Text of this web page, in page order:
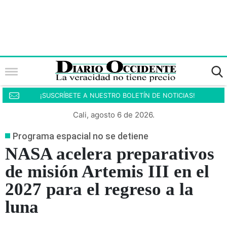
¡SUSCRÍBETE A NUESTRO BOLETÍN DE NOTICIAS!
Cali, agosto 6 de 2026.
Programa espacial no se detiene
NASA acelera preparativos
de misión Artemis III en el
2027 para el regreso a la
luna